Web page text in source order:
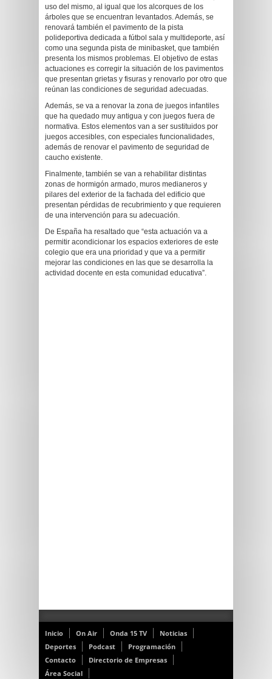
uso del mismo, al igual que los alcorques de los
árboles que se encuentran levantados. Además, se
renovará también el pavimento de la pista
polideportiva dedicada a fútbol sala y multideporte, así
como una segunda pista de minibasket, que también
presenta los mismos problemas. El objetivo de estas
actuaciones es corregir la situación de los pavimentos
que presentan grietas y fisuras y renovarlo por otro que
reúnan las condiciones de seguridad adecuadas.
Además, se va a renovar la zona de juegos infantiles
que ha quedado muy antigua y con juegos fuera de
normativa. Estos elementos van a ser sustituidos por
juegos accesibles, con especiales funcionalidades,
además de renovar el pavimento de seguridad de
caucho existente.
Finalmente, también se van a rehabilitar distintas
zonas de hormigón armado, muros medianeros y
pilares del exterior de la fachada del edificio que
presentan pérdidas de recubrimiento y que requieren
de una intervención para su adecuación.
De España ha resaltado que “esta actuación va a
permitir acondicionar los espacios exteriores de este
colegio que era una prioridad y que va a permitir
mejorar las condiciones en las que se desarrolla la
actividad docente en esta comunidad educativa”.
Inicio On Air Onda 15 TV
Noticias
Deportes
Podcast
Programación
Contacto
Directorio de Empresas
Área Social